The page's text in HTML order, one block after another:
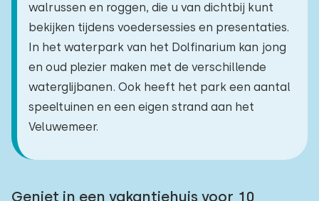
walrussen en roggen, die u van dichtbij kunt
bekijken tijdens voedersessies en presentaties.
In het waterpark van het Dolfinarium kan jong
en oud plezier maken met de verschillende
waterglijbanen. Ook heeft het park een aantal
speeltuinen en een eigen strand aan het
Veluwemeer.
Geniet in een vakantiehuis voor 10